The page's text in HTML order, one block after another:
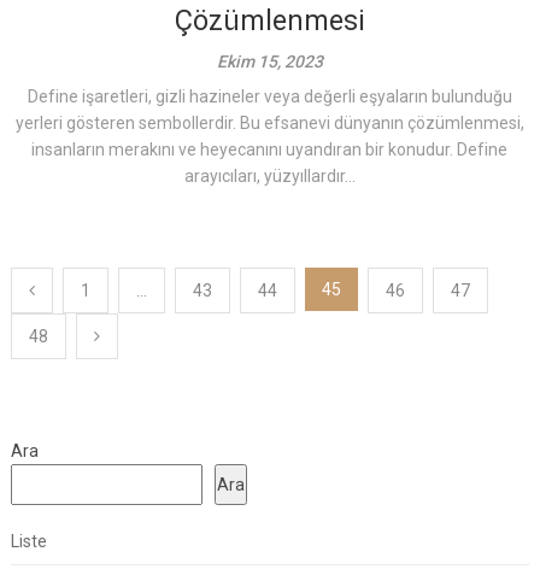
Çözümlenmesi
Ekim 15, 2023
Define işaretleri, gizli hazineler veya değerli eşyaların bulunduğu
yerleri gösteren sembollerdir. Bu efsanevi dünyanın çözümlenmesi,
insanların merakını ve heyecanını uyandıran bir konudur. Define
arayıcıları, yüzyıllardır...
Yazı
sayfalaması
1 43 44 45 46 47
48
Ara
Ara
Liste